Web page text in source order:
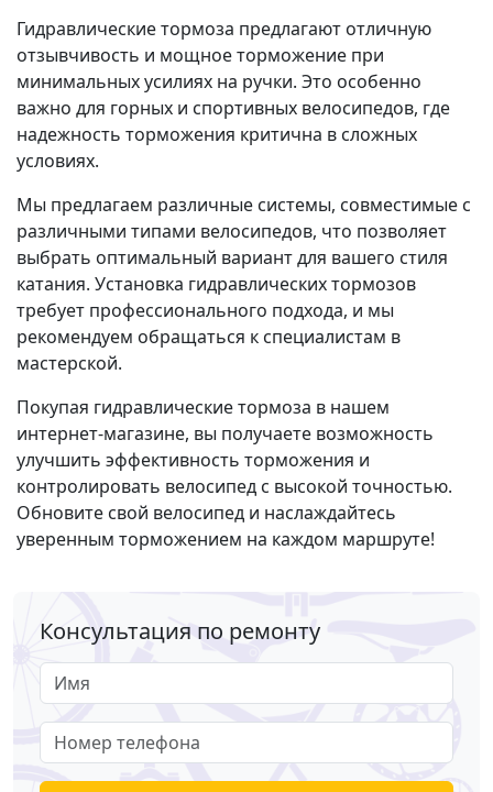
Гидравлические тормоза предлагают отличную
отзывчивость и мощное торможение при
минимальных усилиях на ручки. Это особенно
важно для горных и спортивных велосипедов, где
надежность торможения критична в сложных
условиях.
Мы предлагаем различные системы, совместимые с
различными типами велосипедов, что позволяет
выбрать оптимальный вариант для вашего стиля
катания. Установка гидравлических тормозов
требует профессионального подхода, и мы
рекомендуем обращаться к специалистам в
мастерской.
Покупая гидравлические тормоза в нашем
интернет-магазине, вы получаете возможность
улучшить эффективность торможения и
контролировать велосипед с высокой точностью.
Обновите свой велосипед и наслаждайтесь
уверенным торможением на каждом маршруте!
Консультация по ремонту
Имя
Номер телефона